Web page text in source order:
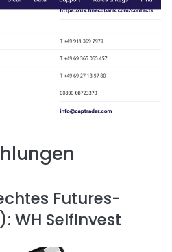
Futures-
WH SelfInvest